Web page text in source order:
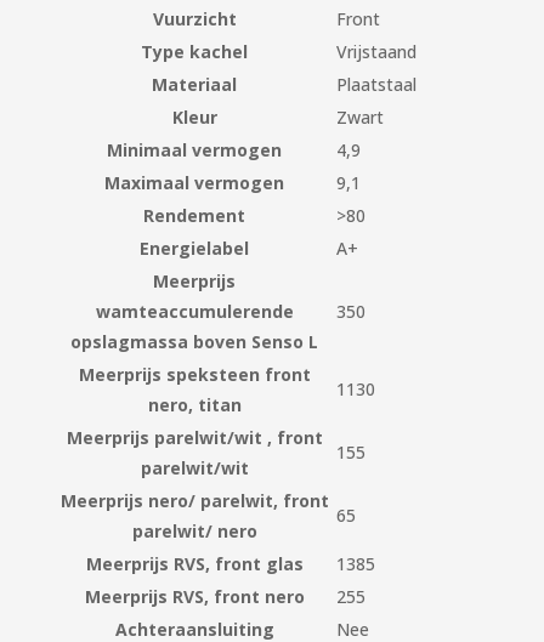
Vuurzicht
Front
Type kachel
Vrijstaand
Materiaal
Plaatstaal
Kleur
Zwart
Minimaal vermogen
4,9
Maximaal vermogen
9,1
Rendement
>80
Energielabel
A+
Meerprijs
wamteaccumulerende
opslagmassa boven Senso L
350
Meerprijs speksteen front
nero, titan
1130
Meerprijs parelwit/wit , front
parelwit/wit
155
Meerprijs nero/ parelwit, front
parelwit/ nero
65
Meerprijs RVS, front glas
1385
Meerprijs RVS, front nero
255
Achteraansluiting
Nee